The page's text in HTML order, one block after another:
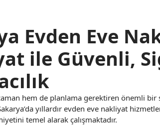
Evden Eve
ile Güvenli,
hem de planlama gerektiren önemli bir
yıllardır evden eve nakliyat
temel alarak çalışmaktadır.